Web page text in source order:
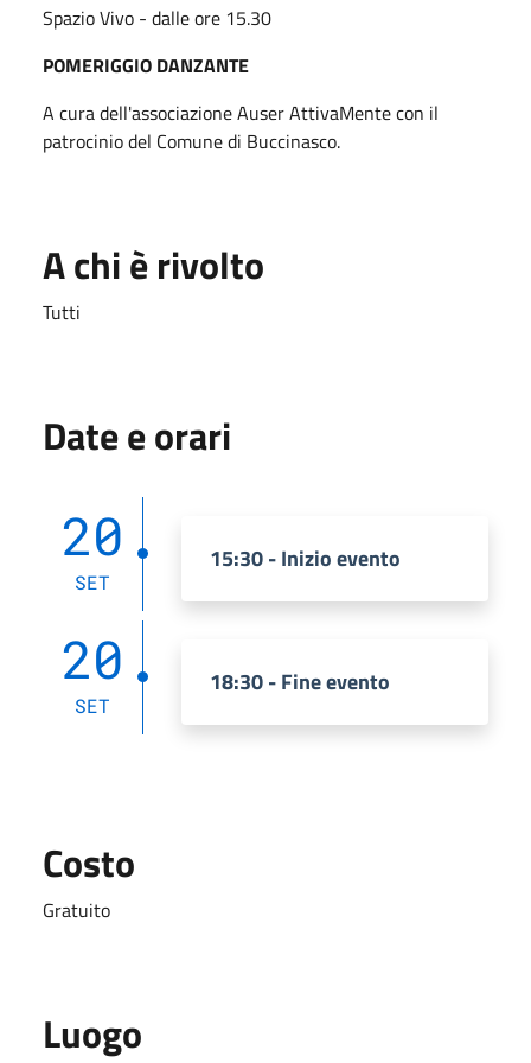
Spazio Vivo - dalle ore 15.30
POMERIGGIO DANZANTE
A cura dell'associazione Auser AttivaMente con il
patrocinio del Comune di Buccinasco.
A chi è rivolto
Tutti
Date e orari
20
SET
15:30 - Inizio evento
20
SET
18:30 - Fine evento
Costo
Gratuito
Luogo